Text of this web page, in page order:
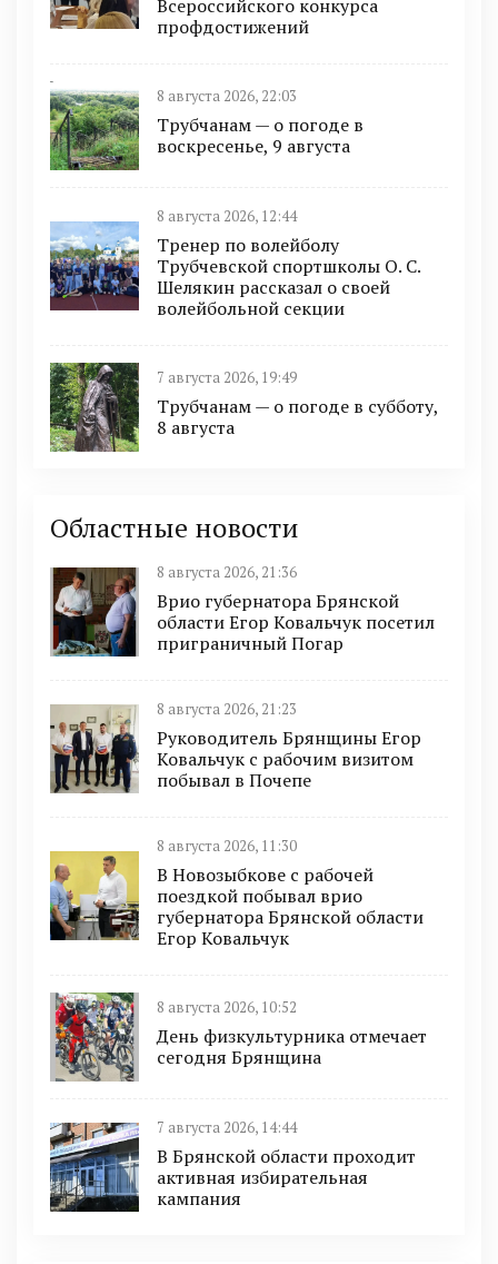
Всероссийского конкурса
профдостижений
8 августа 2026, 22:03
Трубчанам — о погоде в
воскресенье, 9 августа
8 августа 2026, 12:44
Тренер по волейболу
Трубчевской спортшколы О. С.
Шелякин рассказал о своей
волейбольной секции
7 августа 2026, 19:49
Трубчанам — о погоде в субботу,
8 августа
Областные новости
8 августа 2026, 21:36
Врио губернатора Брянской
области Егор Ковальчук посетил
приграничный Погар
8 августа 2026, 21:23
Руководитель Брянщины Егор
Ковальчук с рабочим визитом
побывал в Почепе
8 августа 2026, 11:30
В Новозыбкове с рабочей
поездкой побывал врио
губернатора Брянской области
Егор Ковальчук
8 августа 2026, 10:52
День физкультурника отмечает
сегодня Брянщина
7 августа 2026, 14:44
В Брянской области проходит
активная избирательная
кампания